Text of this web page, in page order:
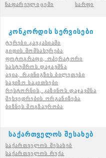
ნაფარეული ცემი სარფი
კონკორდის სერვისები
ტურები კავკასიაში
გიდის მომსახურება
ფოტოგრაფი, ოპერატორი
სასტუმროს დაჯავშნა
ავია, რკინიგზის ბილეთები
სავიზო საკითხები
რესტორნის, კაზინოს დაჯავშნა
შეხვედრების ორგანიზება
ბიზნეს მოგზაურობა
საქართველოს შესახებ
საქართველოს შესახებ
საქართველოს რუქა